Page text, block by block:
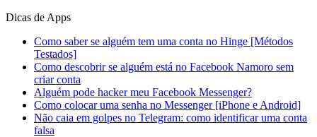
Dicas de Apps
Como saber se alguém tem uma conta no Hinge [Métodos
Testados]
Como descobrir se alguém está no Facebook Namoro sem
criar conta
Alguém pode hacker meu Facebook Messenger?
Como colocar uma senha no Messenger [iPhone e Android]
Não caia em golpes no Telegram: como identificar uma conta
falsa